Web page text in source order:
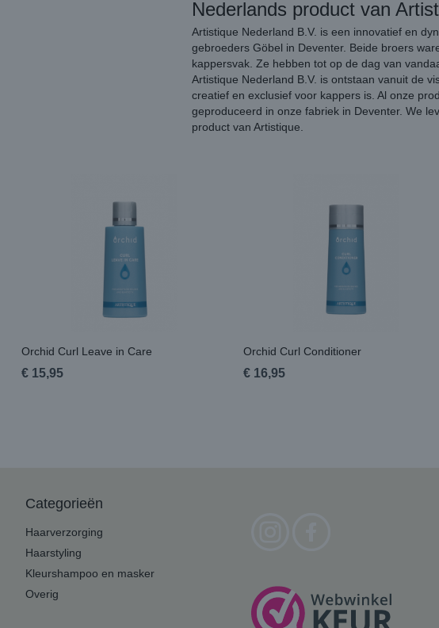
Nederlands product van
Artistique Nederland B.V. is een innovatief en
gebroeders Göbel in Deventer. Beide broers
kappersvak. Ze hebben tot op de dag van
Artistique Nederland B.V. is ontstaan vanuit de
creatief en exclusief voor kappers is. Al onze
geproduceerd in onze fabriek in Deventer. We
product van Artistique.
Orchid Curl Leave in Care
€ 15,95
Orchid Curl Conditioner
€ 16,95
Categorieën
Haarverzorging
Haarstyling
Kleurshampoo en masker
Overig